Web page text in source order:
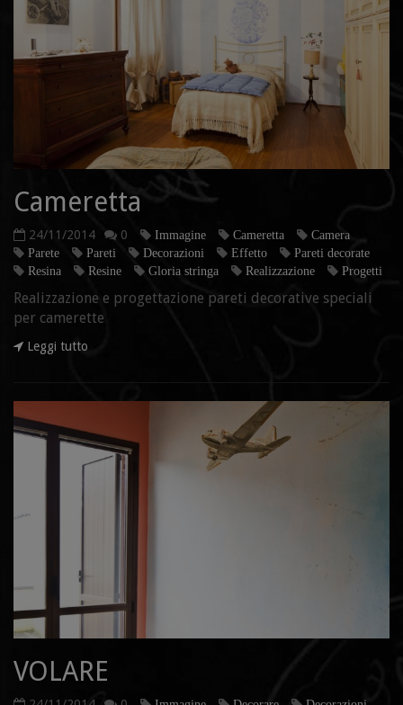
Cameretta
24/11/2014 0 Immagine Cameretta
Camera
Parete
Pareti Decorazioni Effetto
Pareti decorate
Resina
Resine Gloria stringa Realizzazione Progetti
Realizzazione e progettazione pareti decorative speciali
per camerette
Leggi tutto
VOLARE